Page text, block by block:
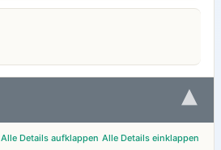
▾
Alle Details aufklappen Alle Details einklappen